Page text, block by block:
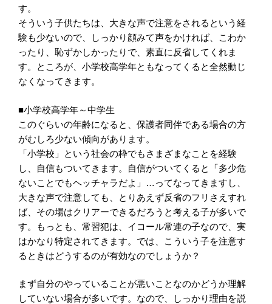
す。
そういう子供たちは、大きな声で注意をされるという経
験も少ないので、しっかり顔みて声をかければ、こわか
ったり、恥ずかしかったりで、素直に反省してくれま
す。
ところが、小学校高学年ともなってくると全然動じ
なくなってきます。
■小学校高学年～中学生
このぐらいの年齢になると、保護者同伴である場合の方
がむしろ少ない傾向があります。
「小学校」という社会の枠でもさまざまなことを経験
し、自信もついてきます。自信がついてくると「多少危
ないことでもヘッチャラだよ」…ってなってきますし、
大きな声で注意しても、とりあえず反省のフリさえすれ
ば、その場はクリアーできるだろうと考える子が多いで
す。もっとも、常習犯は、イコール常連の子なので、実
はかなり特定されてきます。では、こういう子を注意す
るときはどうするのが有効なのでしょうか？
まず自分のやっていることが悪いことなのかどうか理解
していない場合が多いです。 なので、しっかり理由を説